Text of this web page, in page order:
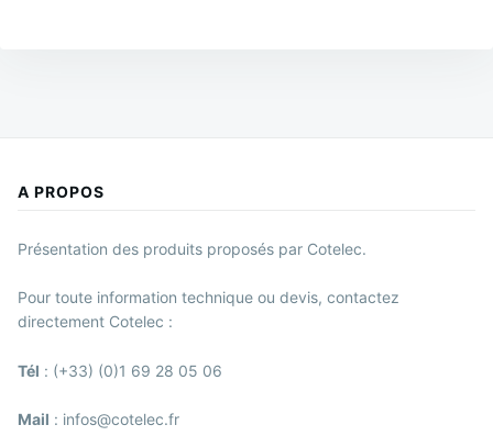
A PROPOS
Présentation des produits proposés par Cotelec.
Pour toute information technique ou devis, contactez
directement Cotelec :
Tél : (+33) (0)1 69 28 05 06
Mail : infos@cotelec.fr